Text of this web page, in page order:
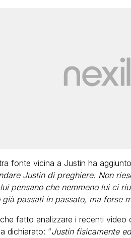
fonte vicina a Justin ha
Justin di preghiere. Non
pensano che nemmeno lui ci
già passati in passato, ma forse
fatto analizzare i recenti video
dichiarato: “Justin fisicamente